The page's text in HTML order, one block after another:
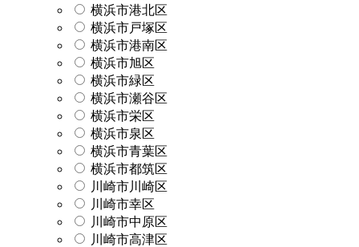
横浜市港北区
横浜市戸塚区
横浜市港南区
横浜市旭区
横浜市緑区
横浜市瀬谷区
横浜市栄区
横浜市泉区
横浜市青葉区
横浜市都筑区
川崎市川崎区
川崎市幸区
川崎市中原区
川崎市高津区